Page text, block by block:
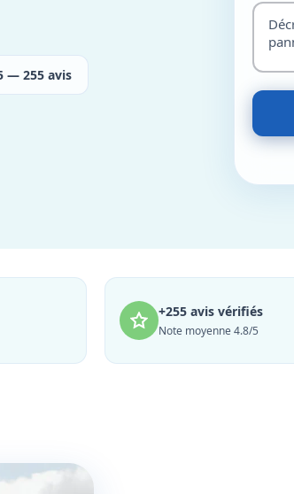
— 255 avis
+255 avis vérifiés
Note moyenne 4.8/5